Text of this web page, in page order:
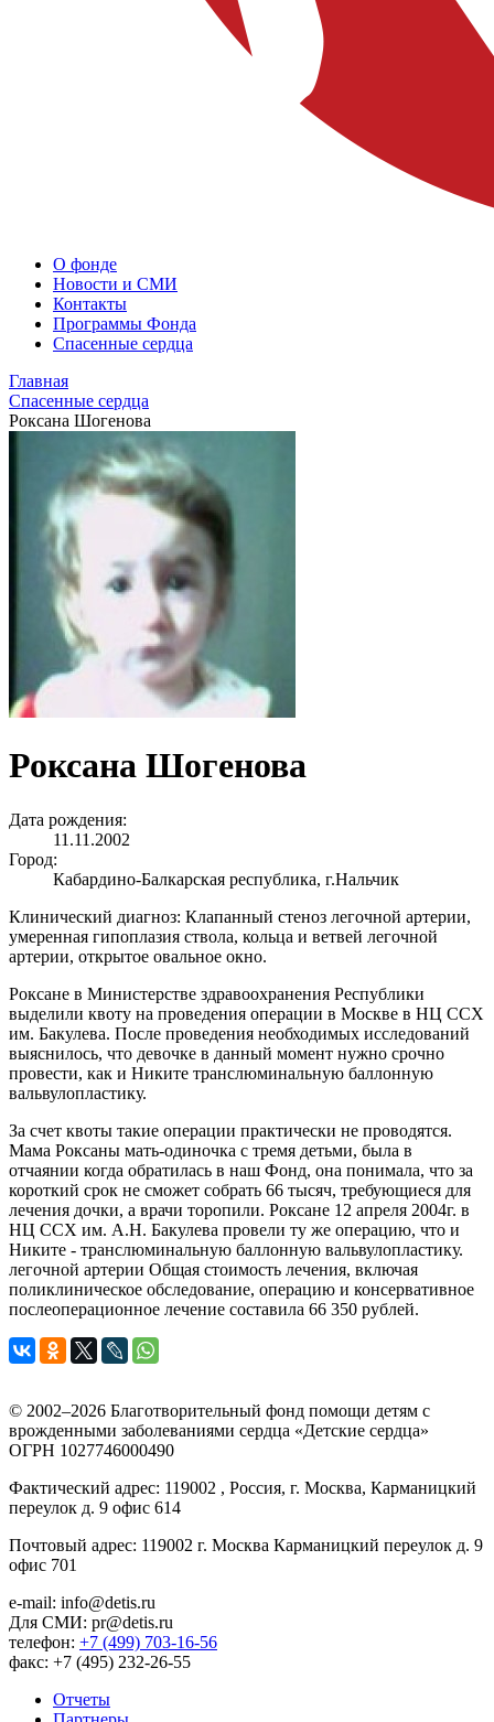
О фонде
Новости и СМИ
Контакты
Программы Фонда
Спасенные сердца
Главная
Спасенные сердца
Роксана Шогенова
Роксана Шогенова
Дата рождения:
11.11.2002
Город:
Кабардино-Балкарская республика, г.Нальчик
Клинический диагноз: Клапанный стеноз легочной артерии,
умеренная гипоплазия ствола, кольца и ветвей легочной
артерии, открытое овальное окно.
Роксане в Министерстве здравоохранения Республики
выделили квоту на проведения операции в Москве в НЦ ССХ
им. Бакулева. После проведения необходимых исследований
выяснилось, что девочке в данный момент нужно срочно
провести, как и Никите транслюминальную баллонную
вальвулопластику.
За счет квоты такие операции практически не проводятся.
Мама Роксаны мать-одиночка с тремя детьми, была в
отчаянии когда обратилась в наш Фонд, она понимала, что за
короткий срок не сможет собрать 66 тысяч, требующиеся для
лечения дочки, а врачи торопили. Роксане 12 апреля 2004г. в
НЦ ССХ им. А.Н. Бакулева провели ту же операцию, что и
Никите - транслюминальную баллонную вальвулопластику.
легочной артерии Общая стоимость лечения, включая
поликлиническое обследование, операцию и консервативное
послеоперационное лечение составила 66 350 рублей.
© 2002–2026 Благотворительный фонд помощи детям с
врожденными заболеваниями сердца «Детские сердца»
ОГРН 1027746000490
Фактический адрес: 119002 , Россия, г. Москва, Карманицкий
переулок д. 9 офис 614
Почтовый адрес: 119002 г. Москва Карманицкий переулок д. 9
офис 701
e-mail: info@detis.ru
Для СМИ: pr@detis.ru
телефон: +7 (499) 703-16-56
факс: +7 (495) 232-26-55
Отчеты